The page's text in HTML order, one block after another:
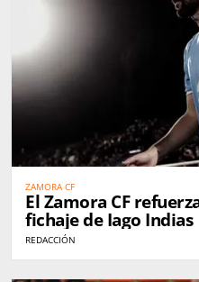
ZAMORA CF
El Zamora CF
fichaje de Iago Indias
REDACCIÓN